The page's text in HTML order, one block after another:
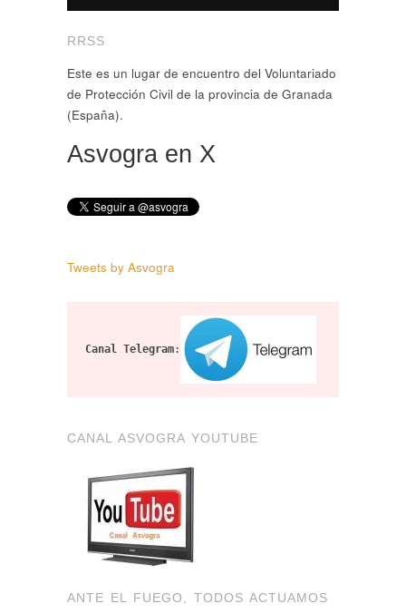
RRSS
Este es un lugar de encuentro del Voluntariado
de Protección Civil de la provincia de Granada
(España).
Asvogra en X
Tweets by Asvogra
Canal Telegram:
CANAL ASVOGRA YOUTUBE
ANTE EL FUEGO, TODOS ACTUAMOS